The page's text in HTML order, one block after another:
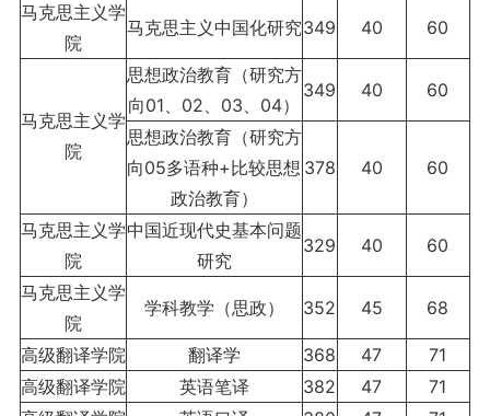
马克思主义学
院
马克思主义中国化研究349 40 60
马克思主义学
院
思想政治教育（研究方
向01、02、03、04）
349 40 60
思想政治教育（研究方
向05多语种+比较思想
政治教育）
378 40 60
马克思主义学
院
中国近现代史基本问题
研究
329 40 60
马克思主义学
院
学科教学（思政） 352 45 68
高级翻译学院 翻译学 368 47
71
高级翻译学院
英语笔译 382 47
71